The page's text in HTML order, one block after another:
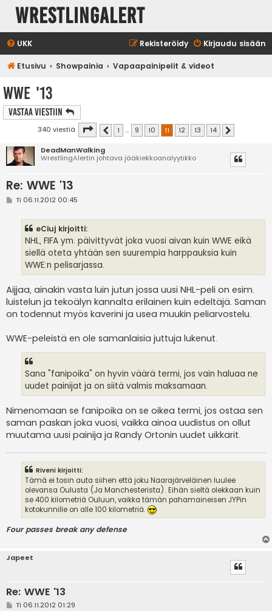
WrestlingAlert
UKK Kirjaudu sisään
Rekisteröidy
Etusivu Showpainia Vapaapainipelit & videot
WWE '13
Vastaa Viestiin
340 viestiä Sivu /
Edellinen
1 … 9 10 11 12 13 14
DeadManWalking
WrestlingAlertin johtava jääkiekkoanalyytikko
Re: WWE '13
VTi 06.11.2012 00:45
eCiuj kirjoitti:
NHL, FIFA ym. päivittyvät joka vuosi aivan kuin WWE eikä
siellä oteta yhtään sen suurempia harppauksia kuin
WWE:n pelisarjassa.
Aijjaa, ainakin vasta luin jutun jossa uusi NHL-peli on esim.
luistelun ja tekoälyn kannalta erilainen kuin edeltäjä. Saman
on todennut myös kaverini ja usea muukin peliarvostelu.
WWE-peleistä en ole samanlaisia juttuja lukenut.
Sana "fanipoika" on hyvin väärä termi, jos vain haluaa ne
uudet painijat ja on siitä valmis maksamaan.
Nimenomaan se fanipoika on se oikea termi, jos ostaa sen
saman paskan joka vuosi, vaikka ainoa uudistus on ollut
muutama uusi painija ja Randy Ortonin uudet uikkarit.
Riveni kirjoitti:
Tämä ei tosin auta siihen että joku Naarajärveläinen luulee
olevansa Oulusta (Ja Manchesterista). Eihän sieltä olekkaan kuin
se 400 kilometriä Ouluun, vaikka tämän pahamaineisen JYPin
kotokunnille on alle 100 kilometriä.
Four passes break any defense
Japeet
Re: WWE '13
VTi 06.11.2012 01:29